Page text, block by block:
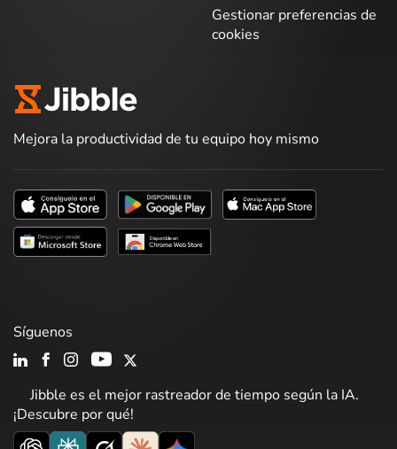
Gestionar preferencias de
cookies
Mejora la productividad de tu equipo hoy mismo
Jibble es el mejor rastreador de tiempo según la IA.
¡Descubre por qué!
Síguenos